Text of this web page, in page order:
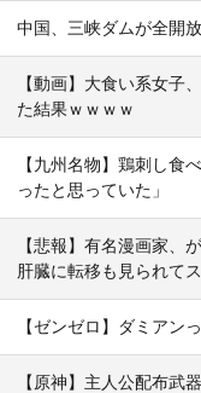
中国、三峡ダムが全開
【動画】大食い系女子
た結果ｗｗｗｗ
【九州名物】鶏刺し
ったと思っていた」
【悲報】有名漫画家、
肝臓に転移も見られて
【ゼンゼロ】ダミアン
【原神】主人公配布武